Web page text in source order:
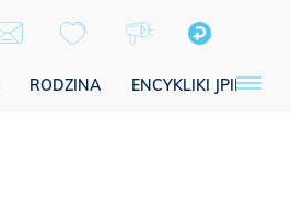
RODZINA ENCYKLIKI JPII